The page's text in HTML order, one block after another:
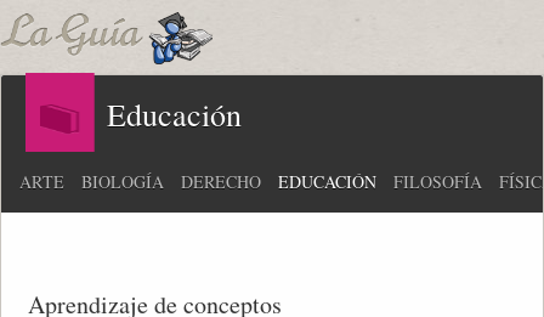
Educación
ARTE BIOLOGÍA DERECHO EDUCACIÓN FILOSOFÍA
Aprendizaje de conceptos